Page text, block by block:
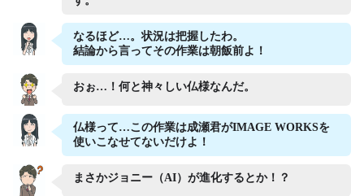
なるほど…。状況は把握したわ。
結論から言ってその作業は朝飯前よ！
おぉ…！何と神々しい仏様なんだ。
仏様って…この作業は成瀬君がIMAGE WORKSを
使いこなせてないだけよ！
まさかジョニー（AI）が進化するとか！？